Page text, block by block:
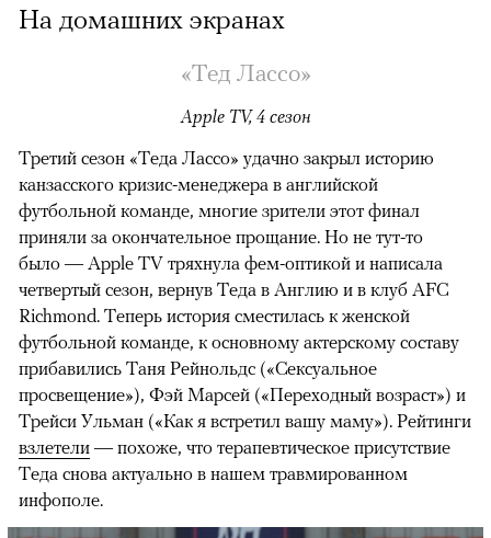
На домашних экранах
«Тед Лассо»
Apple TV, 4 сезон
00:00 / 00:00
Третий сезон «Теда Лассо» удачно закрыл историю
канзасского кризис-менеджера в английской
футбольной команде, многие зрители этот финал
приняли за окончательное прощание. Но не тут-то
было — Apple TV тряхнула фем-оптикой и написала
четвертый сезон, вернув Теда в Англию и в клуб AFC
Richmond. Теперь история сместилась к женской
футбольной команде, к основному актерскому составу
прибавились Таня Рейнольдс («Сексуальное
просвещение»), Фэй Марсей («Переходный возраст») и
Трейси Ульман («Как я встретил вашу маму»). Рейтинги
взлетели — похоже, что терапевтическое присутствие
Теда снова актуально в нашем травмированном
инфополе.